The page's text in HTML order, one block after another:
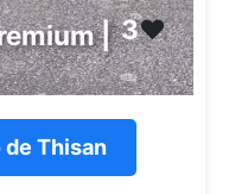
|3❤️
de Thisan